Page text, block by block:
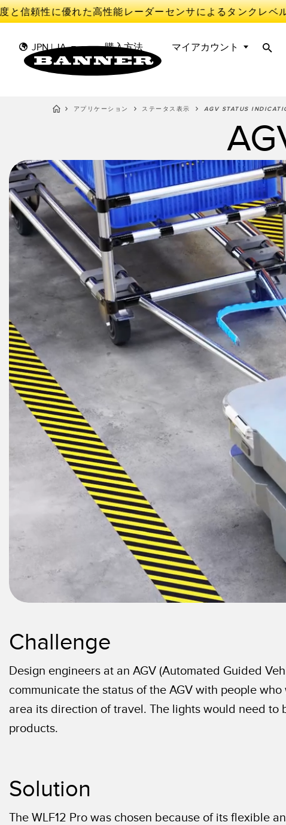
信頼性に優れた高性能レーダーセンサによるタンクレベル
JPN | JA 購入方法 マイアカウント
照明とインジケータ
機械の安全
産業用ワイヤレス
BARCODE & VISION
リモートI/O
CONNECTIVITY
MONITORING SOLUTIONS
新製品
SNAP SIGNAL
付属品
ソフトウエア
技術
セン
光電セン
レーダー
スロット
検出センサ
Condition
Sensors
付属品
コンバータ
コードセ
SMART SENSORS
MACHINE GUARDING
TRACK & TRACE
PICK-TO-LIGHT
INDUSTRIAL ILLUMINATION
STATUS INDICATION
MEASUREMENT &
INSPECTION
QUALITY CONTROL
VEHICLE DETECTION
PREDICTIVE MAINTENANCE
RADAR APPLICATIONS
Overall
予知保全
機械監視/
ウォッシ
IO-Link
アプリケーション ステータス表示 AGV STATUS
Challenge
Design engineers at an AGV (Automated Guided
communicate the status of the AGV with people
area its direction of travel. The lights would need
products.
Solution
The WLF12 Pro was chosen because of its flexible